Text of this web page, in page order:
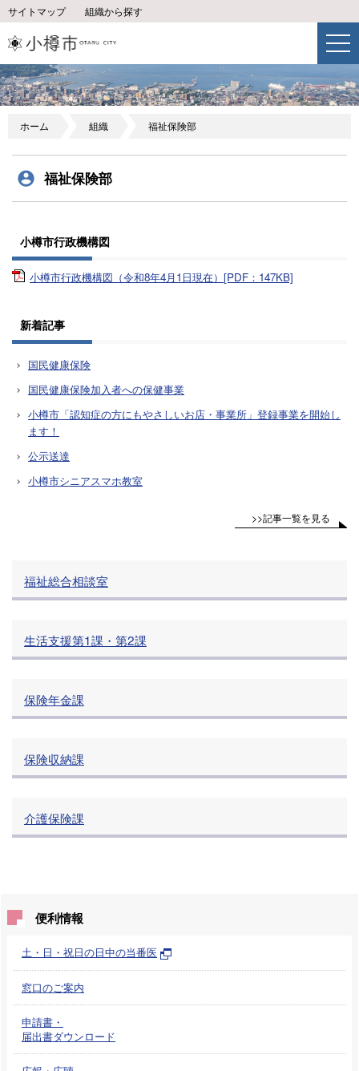
サイトマップ 組織から探す
ホーム 組織 福祉保険部
福祉保険部
小樽市行政機構図
小樽市行政機構図（令和8年4月1日現在）[PDF：147KB]
新着記事
国民健康保険
国民健康保険加入者への保健事業
小樽市「認知症の方にもやさしいお店・事業所」登録事業を開始し
ます！
公示送達
小樽市シニアスマホ教室
>>記事一覧を見る
福祉総合相談室
生活支援第1課・第2課
保険年金課
保険収納課
介護保険課
便利情報
土・日・祝日の日中の当番医
窓口のご案内
申請書・
届出書ダウンロード